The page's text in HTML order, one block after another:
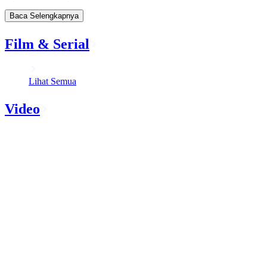
Baca Selengkapnya
Film & Serial
Lihat Semua
Video